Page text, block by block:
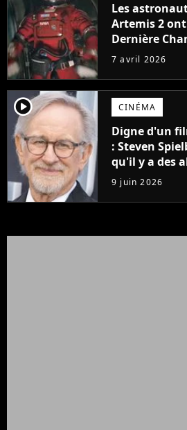
Les
Artemis 2
Dernière
pour la Lune
7 avril 2026
player2 CINÉMA
Digne d'un
: Steven
qu'il y a des
9 juin 2026